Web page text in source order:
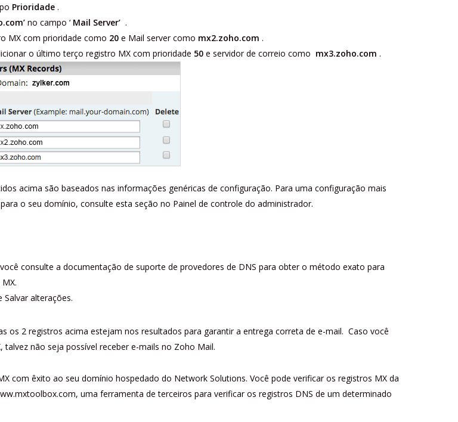
Prioridade.
no campo ‘ Mail Server’.
MX com prioridade como 20e Mail server como mx2.zoho.com .
o último terço registro MX com prioridade 50e servidor de correio como mx3.zoho.com .
acima são baseados nas informações genéricas de configuração. Para uma configuração mais
o seu domínio, consulte esta seção no Painel de controle do administrador.
consulte a documentação de suporte de provedores de DNS para obter o método exato para
Salvar alterações.
os 2 registros acima estejam nos resultados para garantir a entrega correta de e-mail. Caso você
não seja possível receber e-mails no Zoho Mail.
com êxito ao seu domínio hospedado do Network Solutions. Você pode verificar os registros MX da
uma ferramenta de terceiros para verificar os registros DNS de um determinado